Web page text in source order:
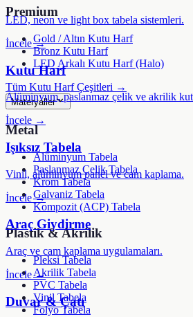
Premium
Gold / Altın Kutu Harf
Bronz Kutu Harf
LED Arkalı Kutu Harf (Halo)
Tüm Kutu Harf Çeşitleri →
Materyaller
Metal
Alüminyum Tabela
Paslanmaz Çelik Tabela
Krom Tabela
Galvaniz Tabela
Kompozit (ACP) Tabela
Plastik & Akrilik
Pleksi Tabela
Akrilik Tabela
PVC Tabela
Vinil Tabela
Folyo Tabela
LED, neon ve light box tabela sistemleri.
İncele →
Kutu Harf
Alüminyum, paslanmaz çelik ve akrilik
İncele →
Işıksız Tabela
Vinil, alüminyum panel ve cam kaplama.
İncele →
Araç Giydirme
Araç ve cam kaplama uygulamaları.
İncele →
Duvar & Çatı